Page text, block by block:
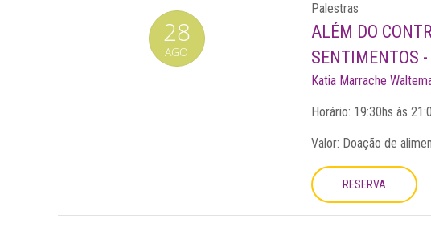
28
AGO
Palestras
ALÉM DO
SENTIMENTOS
Katia Marrache
Horário: 19:30hs às
Valor: Doação de
RESERVA